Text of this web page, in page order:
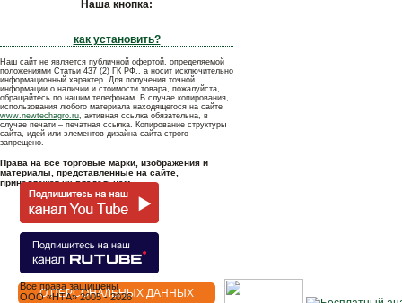
Наша кнопка:
как установить?
Наш сайт не является публичной офертой, определяемой
положениями Статьи 437 (2) ГК РФ., а носит исключительно
информационный характер. Для получения точной
информации о наличии и стоимости товара, пожалуйста,
обращайтесь по нашим телефонам. В случае копирования,
использования любого материала находящегося на сайте
www.newtechagro.ru, активная ссылка обязательна, в
случае печати – печатная ссылка. Копирование структуры
сайта, идей или элементов дизайна сайта строго
запрещено.
Права на все торговые марки, изображения и
материалы, представленные на сайте,
принадлежат их владельцам.
О ПЕРСОНАЛЬНЫХ ДАННЫХ
Все права защищены
OOO «НТА» 2005 - 2026